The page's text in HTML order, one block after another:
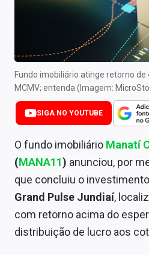
Carteiras Recomendadas
Central de Dividendos
Central de Fundos Imobiliários
Central dos IPOs
Renda Fixa
Mercados
Empresas
Fundo imobiliário atinge retorno de
MCMV; entenda (Imagem:
SIGA NO YOUTUBE
O fundo imobiliário Manatí
(MANA11) anunciou, por
que concluiu o
Grand Pulse Jundiaí,
com retorno acima do
distribuição de lucro aos